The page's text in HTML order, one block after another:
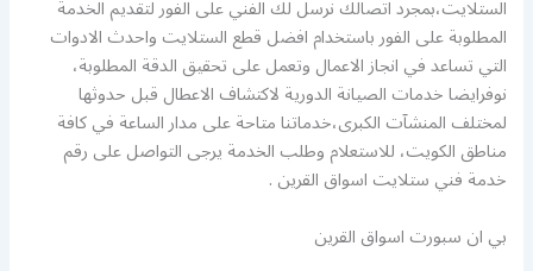
الستلايت،بمجرد اتصالك نرسل لك الفني على الفور لتقديم الخدمة
المطلوبة على الفور باستخدام افضل قطع الستلايت واحدث الادوات
التي تساعد في انجاز الاعمال وتعمل على تحقيق الدقة المطلوبة،
نوفرايضا خدمات الصيانة الدورية لاكتشاف الاعطال قبل حدوثها
لمختلف المنشآت الكبرى،خدماتنا متاحة على مدار الساعة في كافة
مناطق الكويت، للاستعلام وطلب الخدمة يرجى التواصل على رقم
خدمة فني ستلايت اسواق القرين .
بي ان سبورت اسواق القرين